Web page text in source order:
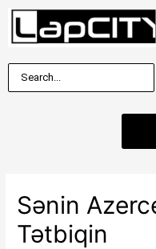
Sənin
Tətbiqin